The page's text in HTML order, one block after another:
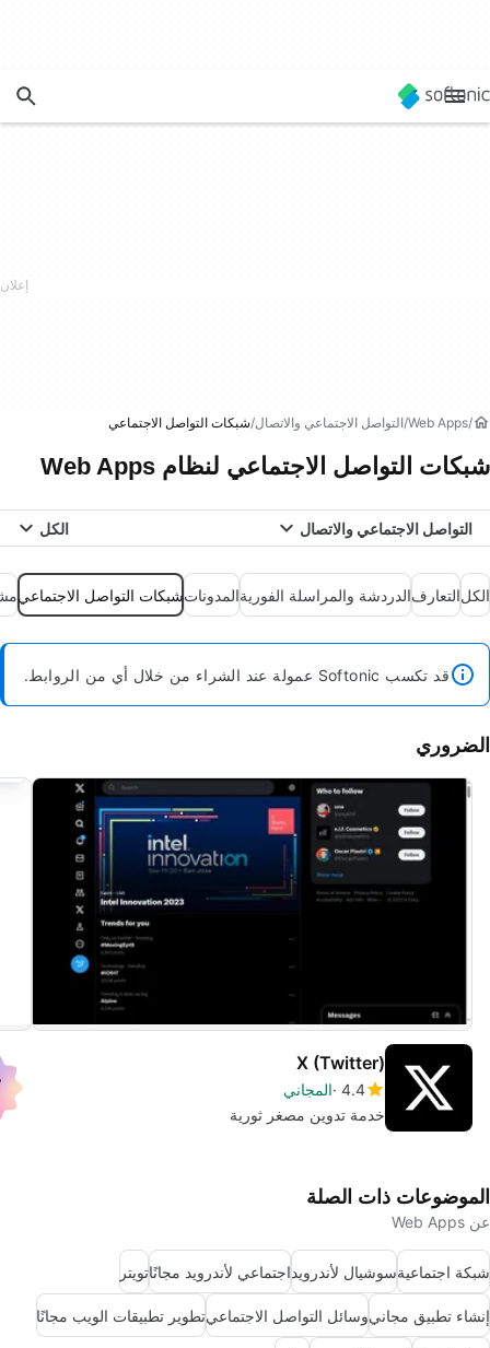
Web Apps التواصل الاجتماعي والاتصال شبكات التواصل الاجتماعي
شبكات التواصل الاجتماعي لنظام Web Apps
التواصل الاجتماعي والاتصال الكل
الكلالتعارفالدردشة والمراسلة الفوريةالمدوناتشبكات التواصل الاجتماعي
قد تكسب Softonic عمولة عند الشراء من خلال أي من الروابط.
الضروري
X (Twitter)
4.4 المجاني
خدمة تدوين مصغر ثورية
الموضوعات ذات الصلة
عن Web Apps
شبكة اجتماعيةسوشيال لأندرويداجتماعي لأندرويد مجانًاتويتر
إنشاء تطبيق مجانيوسائل التواصل الاجتماعيتطوير تطبيقات الويب مجانًا